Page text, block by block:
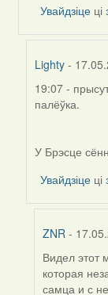
Увайдзіце ці
Lighty -
In
reply
ZNR
19:07 -
палёўка.
У Брэсце
Увайдзіце ці
ZNR-
In
reply
Видел этот
которая
самца и с